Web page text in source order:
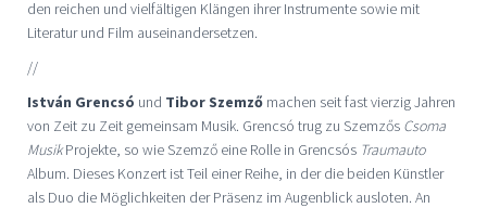
den reichen und vielfältigen Klängen ihrer Instrumente sowie mit
Literatur und Film auseinandersetzen.
//
István Grencsó und Tibor Szemző machen seit fast vierzig Jahren
von Zeit zu Zeit gemeinsam Musik. Grencsó trug zu Szemzős Csoma
MusikProjekte, so wie Szemző eine Rolle in Grencsós Traumauto
Album. Dieses Konzert ist Teil einer Reihe, in der die beiden Künstler
als Duo die Möglichkeiten der Präsenz im Augenblick ausloten. An